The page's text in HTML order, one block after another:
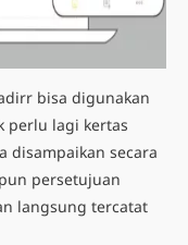
bisa digunakan
perlu lagi kertas
disampaikan secara
persetujuan
langsung tercatat